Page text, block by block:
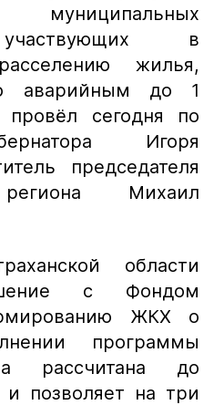
муниципальных
в
жилья,
аварийным до 1
провёл сегодня по
Игоря
председателя
региона Михаил
области
с Фондом
ЖКХ о
программы
рассчитана до
и позволяет на три